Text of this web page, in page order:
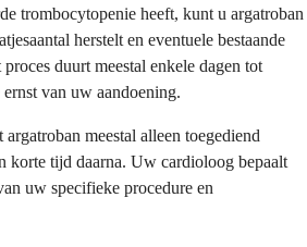
trombocytopenie heeft, kunt u argatroban
herstelt en eventuele bestaande
duurt meestal enkele dagen tot
van uw aandoening.
meestal alleen toegediend
korte tijd daarna. Uw cardioloog bepaalt
uw specifieke procedure en